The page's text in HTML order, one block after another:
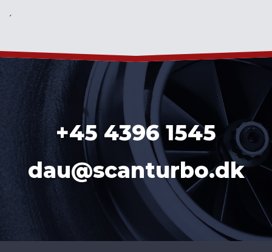
´
+45 4396 1545
dau@scanturbo.dk